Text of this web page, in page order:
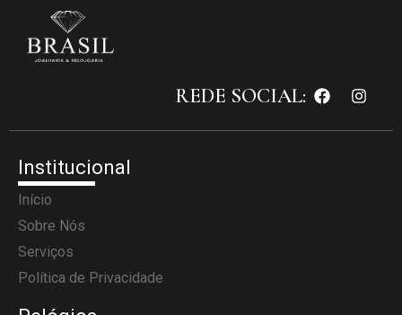
REDE SOCIAL:
Institucional
Início
Sobre Nós
Serviços
Política de Privacidade